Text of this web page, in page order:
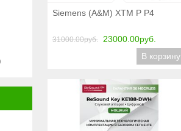
Подробнее
Siemens (A&M) XTM P P4
31000.00руб.
23000.00руб.
В корзину